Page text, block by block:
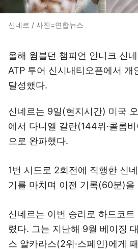
신네르 / 사진=연합뉴스
올해 윔블던 챔피언 얀니크 신
ATP 투어 신시내티오픈에서 개
달성했다.
신네르는 9일(현지시간) 미국
에서 다니엘 갈란(144위·콜롬
으로 완파했다.
1번 시드로 2회전에 직행한 신
기를 마치며 이전 기록(60분)을
신네르는 이번 승리로 하드코
렸다. 그는 지난해 9월 베이징
스 알카라스(2위·스페인)에게